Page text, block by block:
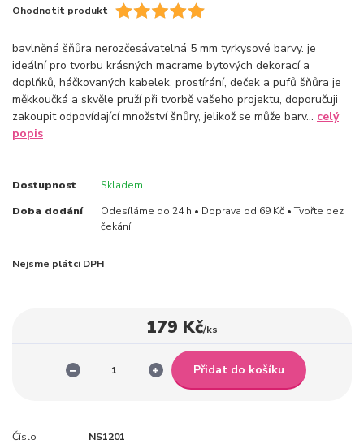
Ohodnotit produkt
bavlněná šňůra nerozčesávatelná 5 mm tyrkysové barvy. je
ideální pro tvorbu krásných macrame bytových dekorací a
doplňků, háčkovaných kabelek, prostírání, deček a pufů šňůra je
měkkoučká a skvěle pruží při tvorbě vašeho projektu, doporučuji
zakoupit odpovídající množství šnůry, jelikož se může barv... celý
popis
Dostupnost Skladem
Doba dodání
Odesíláme do 24 h • Doprava od 69 Kč • Tvořte bez
čekání
Nejsme plátci DPH
179 Kč/ks
Přidat do košíku
Číslo
NS1201